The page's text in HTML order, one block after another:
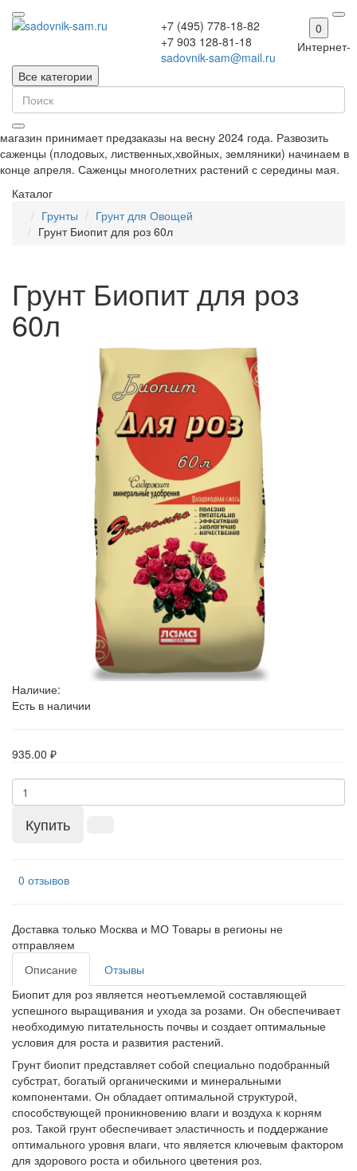
+7 (495) 778-18-82
+7 903 128-81-18
sadovnik-sam@mail.ru
0
Все категории
Интернет-
магазин принимает предзаказы на весну 2024 года. Развозить
саженцы (плодовых, лиственных,хвойных, земляники) начинаем в
конце апреля. Саженцы многолетних растений с середины мая.
Каталог
Грунты
Грунт для Овощей
Грунт Биопит для роз 60л
Грунт Биопит для роз
60л
Наличие:
Есть в наличии
935.00 ₽
Купить
0 отзывов
Доставка только Москва и МО Товары в регионы не
отправляем
Описание
Отзывы
Биопит для роз является неотъемлемой составляющей
успешного выращивания и ухода за розами. Он обеспечивает
необходимую питательность почвы и создает оптимальные
условия для роста и развития растений.
Грунт биопит представляет собой специально подобранный
субстрат, богатый органическими и минеральными
компонентами. Он обладает оптимальной структурой,
способствующей проникновению влаги и воздуха к корням
роз. Такой грунт обеспечивает эластичность и поддержание
оптимального уровня влаги, что является ключевым фактором
для здорового роста и обильного цветения роз.